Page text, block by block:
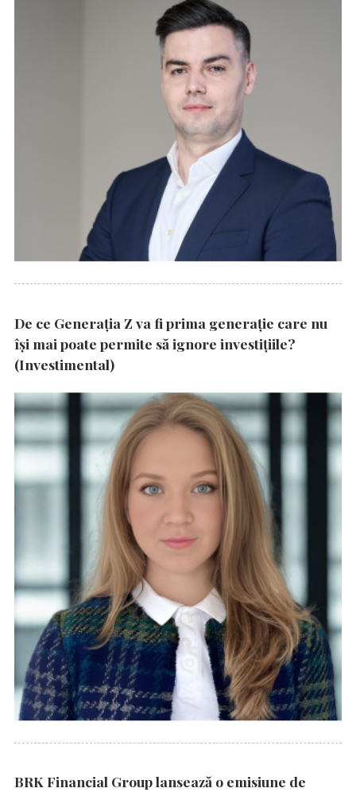
De ce Generația Z va fi prima generație care nu
își mai poate permite să ignore investițiile?
(Investimental)
BRK Financial Group lansează o emisiune de